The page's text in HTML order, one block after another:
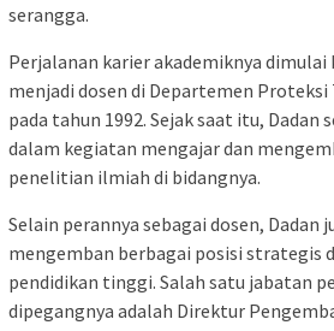
serangga.
Perjalanan karier akademiknya
menjadi dosen di Departemen
pada tahun 1992. Sejak saat itu,
dalam kegiatan mengajar dan
penelitian ilmiah di bidangnya.
Selain perannya sebagai dosen, Dadan
mengemban berbagai posisi strategis
pendidikan tinggi. Salah satu jabatan
dipegangnya adalah Direktur